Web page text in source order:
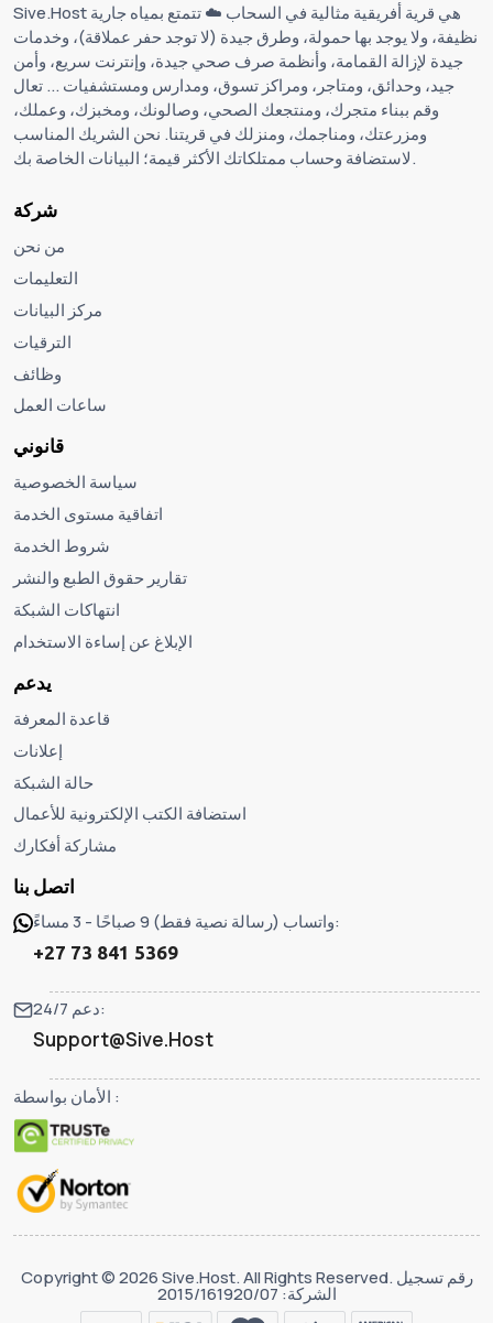
Sive.Host هي قرية أفريقية مثالية في السحاب ☁️ تتمتع بمياه جارية
نظيفة، ولا يوجد بها حمولة، وطرق جيدة (لا توجد حفر عملاقة)، ​​وخدمات
جيدة لإزالة القمامة، وأنظمة صرف صحي جيدة، وإنترنت سريع، وأمن
جيد، وحدائق، ومتاجر، ومراكز تسوق، ومدارس ومستشفيات ... تعال
وقم ببناء متجرك، ومنتجعك الصحي، وصالونك، ومخبزك، وعملك،
ومزرعتك، ومناجمك، ومنزلك في قريتنا. نحن الشريك المناسب
لاستضافة وحساب ممتلكاتك الأكثر قيمة؛ البيانات الخاصة بك.
شركة
من نحن
التعليمات
مركز البيانات
الترقيات
وظائف
ساعات العمل
قانوني
سياسة الخصوصية
اتفاقية مستوى الخدمة
شروط الخدمة
تقارير حقوق الطبع والنشر
انتهاكات الشبكة
الإبلاغ عن إساءة الاستخدام
يدعم
قاعدة المعرفة
إعلانات
حالة الشبكة
استضافة الكتب الإلكترونية للأعمال
مشاركة أفكارك
اتصل بنا
واتساب (رسالة نصية فقط) 9 صباحًا - 3 مساءً:
+27 73 841 5369
دعم 24/7:
Support@Sive.Host
الأمان بواسطة :
Copyright © 2026 Sive.Host. All Rights Reserved. رقم تسجيل
الشركة: 2015/161920/07